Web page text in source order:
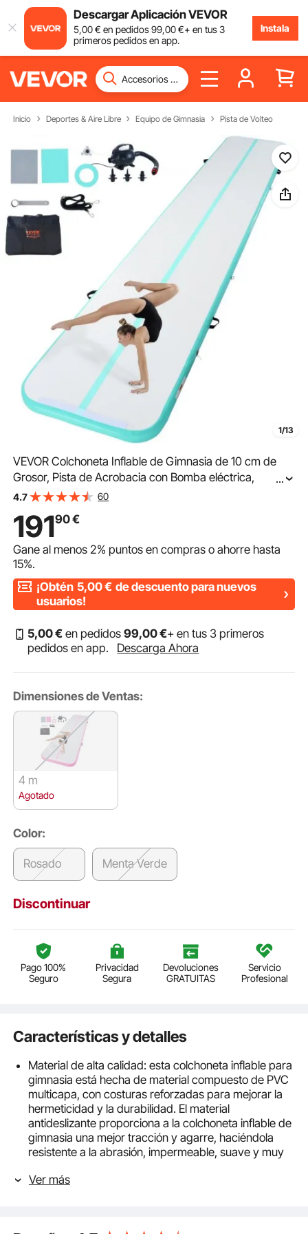
Descargar Aplicación VEVOR
5,00€ en pedidos99,00€+ en tus 3
primeros pedidos en app.
Instala
Inicio Deportes & Aire Libre Equipo de Gimnasia Pista de Volteo
1/13
VEVOR Colchoneta Inflable de Gimnasia de 10 cm de
Grosor, Pista de Acrobacia con Bomba eléctrica,
Colchoneta de Entrenamiento para Uso
m, Verde
...
4.7 60
19190€
Gane al menos2% puntos en compras o ahorre hasta
15%.
¡Obtén 5,00€ de descuento para nuevos
usuarios!
5,00€ en pedidos99,00€+ en tus 3 primeros
pedidos en app.
Descarga Ahora
Dimensiones de Ventas:
4 m
Agotado
Color:
Rosado Menta Verde
Discontinuar
Pago 100%
Seguro
Privacidad
Segura
Devoluciones
GRATUITAS
Servicio
Profesional
Características y detalles
Material de alta calidad: esta colchoneta inflable para
gimnasia está hecha de material compuesto de PVC
multicapa, con costuras reforzadas para mejorar la
hermeticidad y la durabilidad. El material
antideslizante proporciona a la colchoneta inflable de
gimnasia una mejor tracción y agarre, haciéndola
resistente a la abrasión, impermeable, suave y muy
entrenamiento. Funciona silenciosamente mientras
Ver más